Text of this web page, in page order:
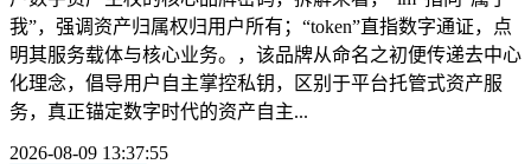
我”，强调资产归属权归用户所有；“token”直指数字通证，点
明其服务载体与核心业务。，该品牌从命名之初便传递去中心
化理念，倡导用户自主掌控私钥，区别于平台托管式资产服
务，真正锚定数字时代的资产自主...
2026-08-09 13:37:55